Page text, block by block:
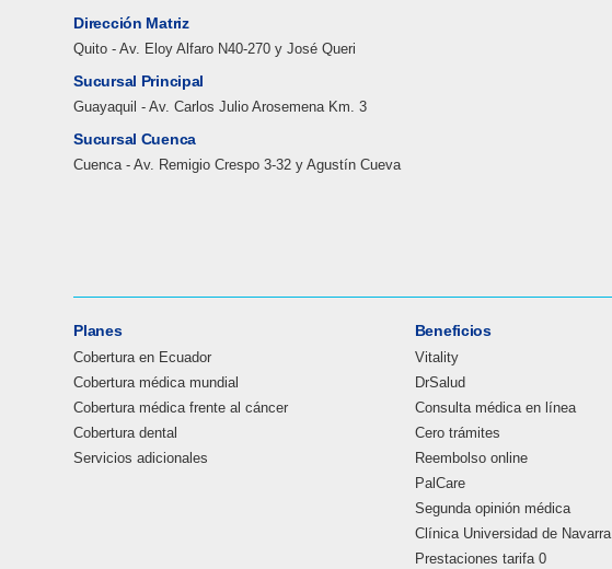
Dirección Matriz
Quito - Av. Eloy Alfaro N40-270 y José Queri
Sucursal Principal
Guayaquil - Av. Carlos Julio Arosemena Km. 3
Sucursal Cuenca
Cuenca - Av. Remigio Crespo 3-32 y Agustín Cueva
Planes
Cobertura en Ecuador
Cobertura médica mundial
Cobertura médica frente al cáncer
Cobertura dental
Servicios adicionales
Beneficios
Vitality
DrSalud
Consulta médica en línea
Cero trámites
Reembolso online
PalCare
Segunda opinión médica
Clínica Universidad de Navarra
Prestaciones tarifa 0